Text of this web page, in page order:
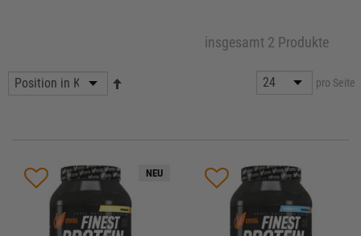
insgesamt 2 Produkte
pro Seite
NEU